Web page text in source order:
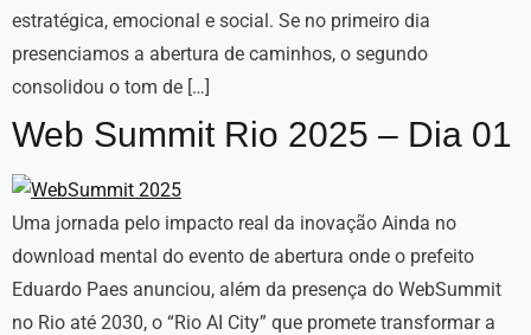
estratégica, emocional e social. Se no primeiro dia
presenciamos a abertura de caminhos, o segundo
consolidou o tom de […]
Web Summit Rio 2025 – Dia 01
Uma jornada pelo impacto real da inovação Ainda no
download mental do evento de abertura onde o prefeito
Eduardo Paes anunciou, além da presença do WebSummit
no Rio até 2030, o “Rio AI City” que promete transformar a